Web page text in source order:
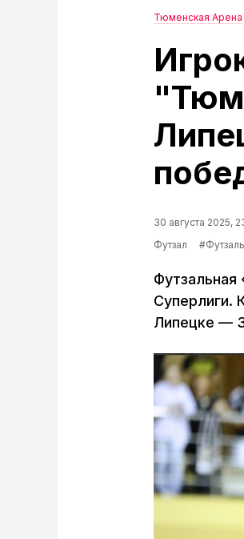
Тюменская Арена
30 августа 2025,
Футзал
Суперлиги.
Липецке —